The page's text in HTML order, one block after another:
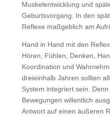
Muskelentwicklung und
Geburtsvorgang. In den
Reflexe maßgeblich am
Hand in Hand mit den
Hören, Fühlen, Denken,
Koordination und
dreieinhalb Jahren sollten
System integriert sein.
Bewegungen willentlich
Antwort auf einen äußeren